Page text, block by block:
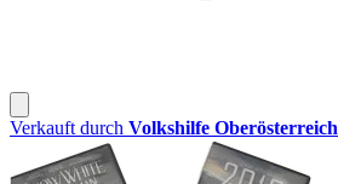
Verkauft durch Volkshilfe Oberösterreich